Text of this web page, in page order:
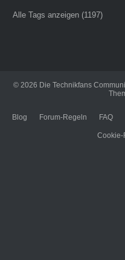
Alle Tags anzeigen (1197)
© 2026 Die Technikfans
Blog Forum-Regeln FAQ
Cookie-